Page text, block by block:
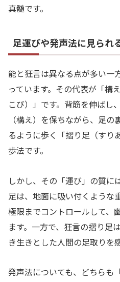
真髄です。
足運びや発声法に見られ
能と狂言は異なる点が多い一
っています。その代表が「構
こび）」です。背筋を伸ばし
（構え）を保ちながら、足
るように歩く「摺り足（すり
歩法です。
しかし、その「運び」の質に
足は、地面に吸い付くような
極限までコントロールして、
ます。一方で、狂言の摺り足
き生きとした人間の足取りを
発声法についても、どちらも